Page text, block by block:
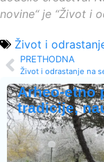
novine“ je “Život i
Život i
PRETHODNA
Arheo-etno
tradicije,